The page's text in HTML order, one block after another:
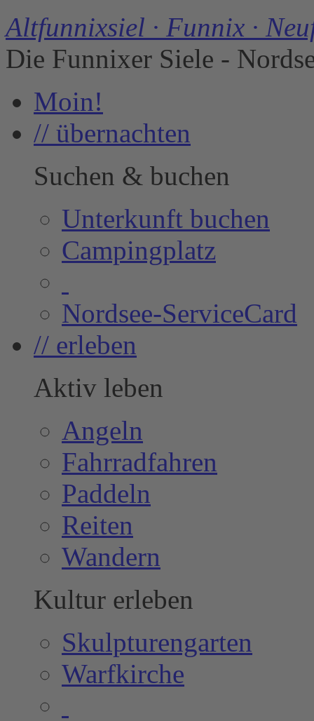
Altfunnixsiel · Funnix ·
Die Funnixer Siele -
Moin!
// übernachten
Suchen & buchen
Unterkunft buchen
Campingplatz
Nordsee-ServiceCard
// erleben
Aktiv leben
Angeln
Fahrradfahren
Paddeln
Reiten
Wandern
Kultur erleben
Skulpturengarten
Warfkirche